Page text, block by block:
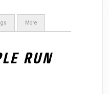
More
RUN